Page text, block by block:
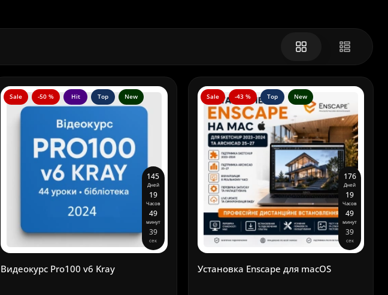
Sale -50 % Hit Top New
145
Дней
19
Часов
49
минут
38
сек
Видеокурс Pro100 v6 Kray
Sale -43 % Top New
176
Дней
19
Часов
49
минут
38
сек
Установка Enscape для macOS